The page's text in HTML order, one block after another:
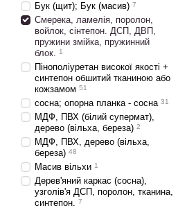
Бук (щит); Бук (масив) 7
Смерека, ламелія, поролон,
войлок, сінтепон. ДСП, ДВП,
пружини змійка, пружинний
блок. 1
Пінополіуретан високої якості +
синтепон обшитий тканиною або
кожзамом 51
сосна; опорна планка - сосна 31
МДФ, ПВХ (білий супермат),
дерево (вільха, береза) 2
МДФ, ПВХ, дерево (вільха,
береза) 48
Масив вільхи 1
Дерев'яний каркас (сосна),
узголів'я ДСП, поролон, тканина,
синтепон. 7